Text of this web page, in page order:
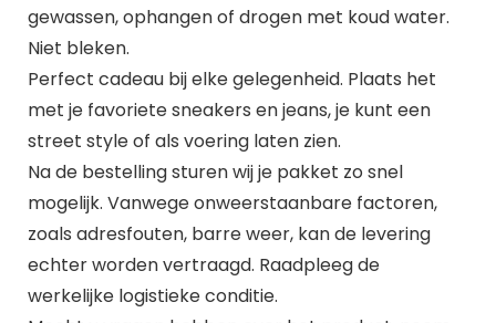
gewassen, ophangen of drogen met koud water.
Niet bleken.
Perfect cadeau bij elke gelegenheid. Plaats het
met je favoriete sneakers en jeans, je kunt een
street style of als voering laten zien.
Na de bestelling sturen wij je pakket zo snel
mogelijk. Vanwege onweerstaanbare factoren,
zoals adresfouten, barre weer, kan de levering
echter worden vertraagd. Raadpleeg de
werkelijke logistieke conditie.